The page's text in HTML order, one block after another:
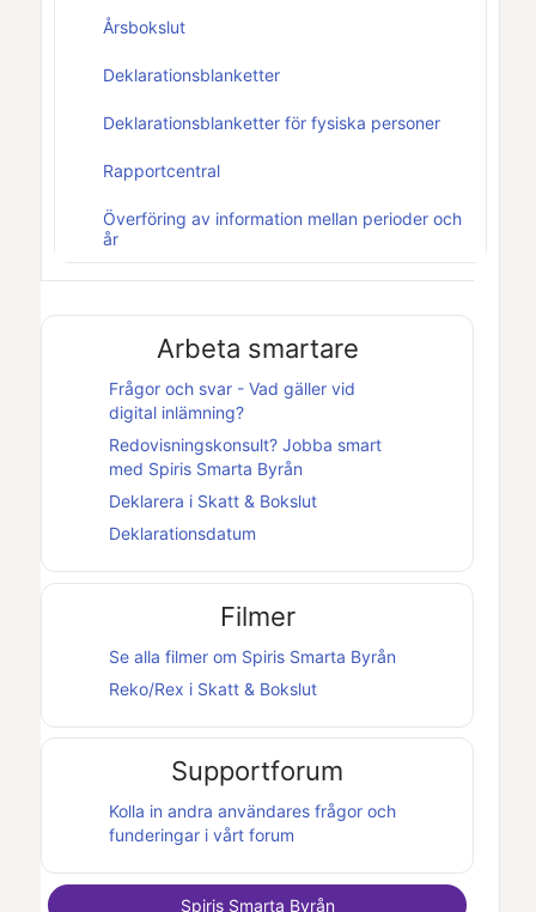
Årsbokslut
Deklarationsblanketter
Deklarationsblanketter för fysiska personer
Rapportcentral
Överföring av information mellan perioder och
år
Arbeta smartare
Frågor och svar - Vad gäller vid
digital inlämning?
Redovisningskonsult? Jobba smart
med Spiris Smarta Byrån
Deklarera i Skatt & Bokslut
Deklarationsdatum
Filmer
Se alla filmer om Spiris Smarta Byrån
Reko/Rex i Skatt & Bokslut
Supportforum
Kolla in andra användares frågor och
funderingar i vårt forum
Spiris Smarta Byrån